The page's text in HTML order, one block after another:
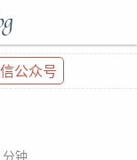
公众号
钟